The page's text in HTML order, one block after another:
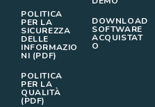
POLITICA
PER LA
SICUREZZA
DELLE
INFORMAZIO
NI (PDF)
POLITICA
PER LA
QUALITÀ
(PDF)
DOWNLOAD
SOFTWARE
ACQUISTAT
O